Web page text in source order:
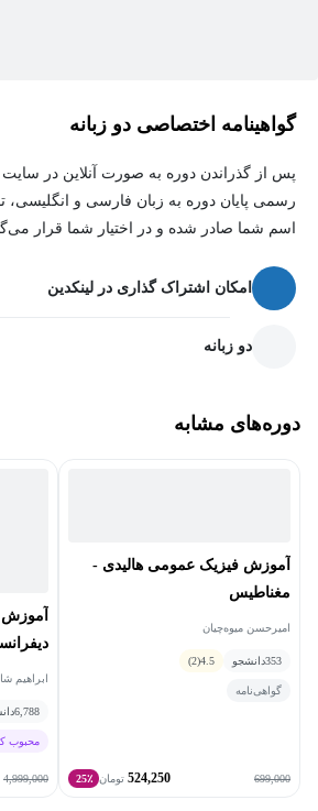
قانون کولن و میدان الکتریکی
پتانسیل الکتریکی
ظرفیت
جریان و مقاومت الکتریکی
گواهینامه اختصاصی دو زبانه
پس از گذراندن دوره به صورت آنلاین در
رسمی پایان دوره به زبان فارسی و
اسم شما صادر شده و در اختیار شما قرار
امکان اشتراک گذاری در لینکدین
دو زبانه
دوره‌های مشابه
آموزش فیزیک عمومی هالیدی -
مغناطیس
امیرحسن میوه‌چیان
353دانشجو 4.5
(2)
گواهی‌نامه
699,000
524,250 تومان 25٪
ابراهیم
6,788
محبوب
4,999,000